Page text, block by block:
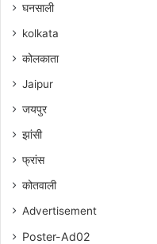
घनसाली
kolkata
कोलकाता
Jaipur
जयपुर
झांसी
फ्रांस
कोतवाली
Advertisement
Poster-Ad02